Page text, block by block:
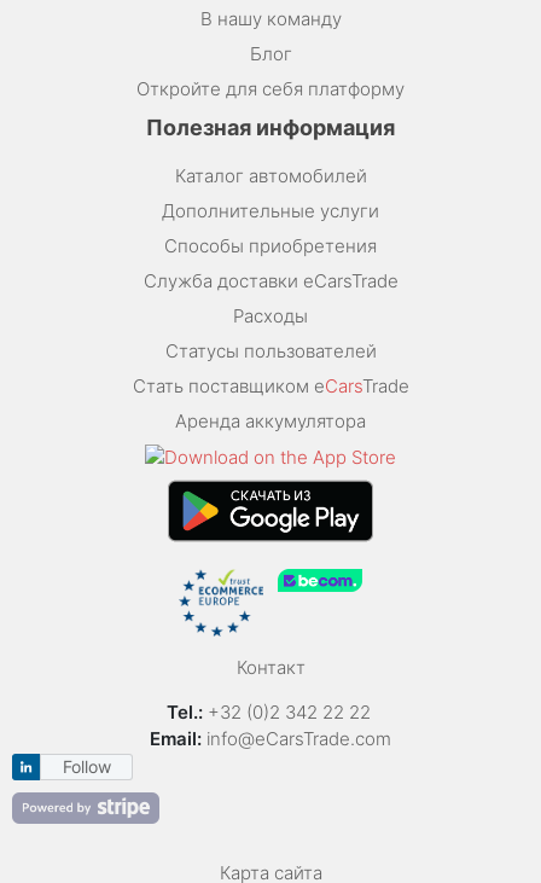
В нашу команду
Блог
Откройте для себя платформу
Полезная информация
Каталог автомобилей
Дополнительные услуги
Способы приобретения
Служба доставки eCarsTrade
Расходы
Статусы пользователей
Стать поставщиком eCarsTrade
Аренда аккумулятора
Контакт
Tel.: +32 (0)2 342 22 22
Email: info@eCarsTrade.com
Follow
Карта сайта